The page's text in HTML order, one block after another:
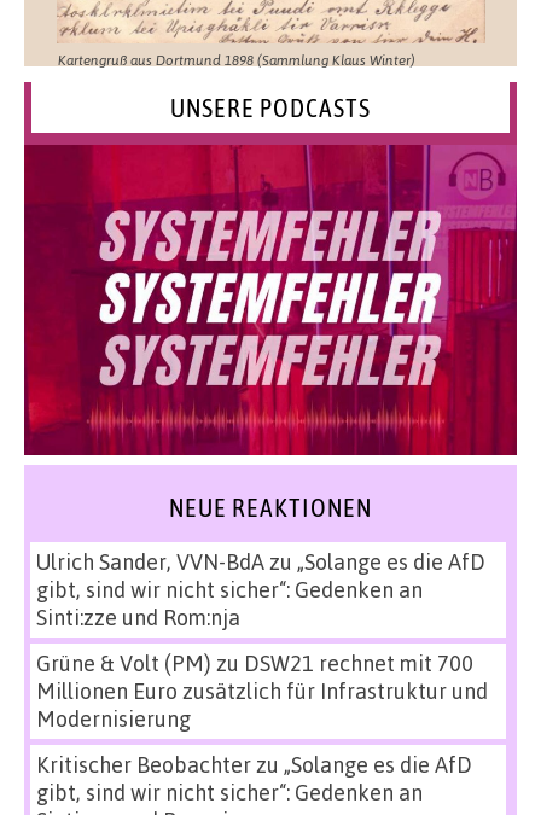
Kartengruß aus Dortmund 1898 (Sammlung Klaus Winter)
UNSERE PODCASTS
NEUE REAKTIONEN
Ulrich Sander, VVN-BdAzu „Solange es die AfD
gibt, sind wir nicht sicher“: Gedenken an
Sinti:zze und Rom:nja
Grüne & Volt (PM) zu DSW21 rechnet mit 700
Millionen Euro zusätzlich für Infrastruktur und
Modernisierung
Kritischer Beobachterzu „Solange es die AfD
gibt, sind wir nicht sicher“: Gedenken an